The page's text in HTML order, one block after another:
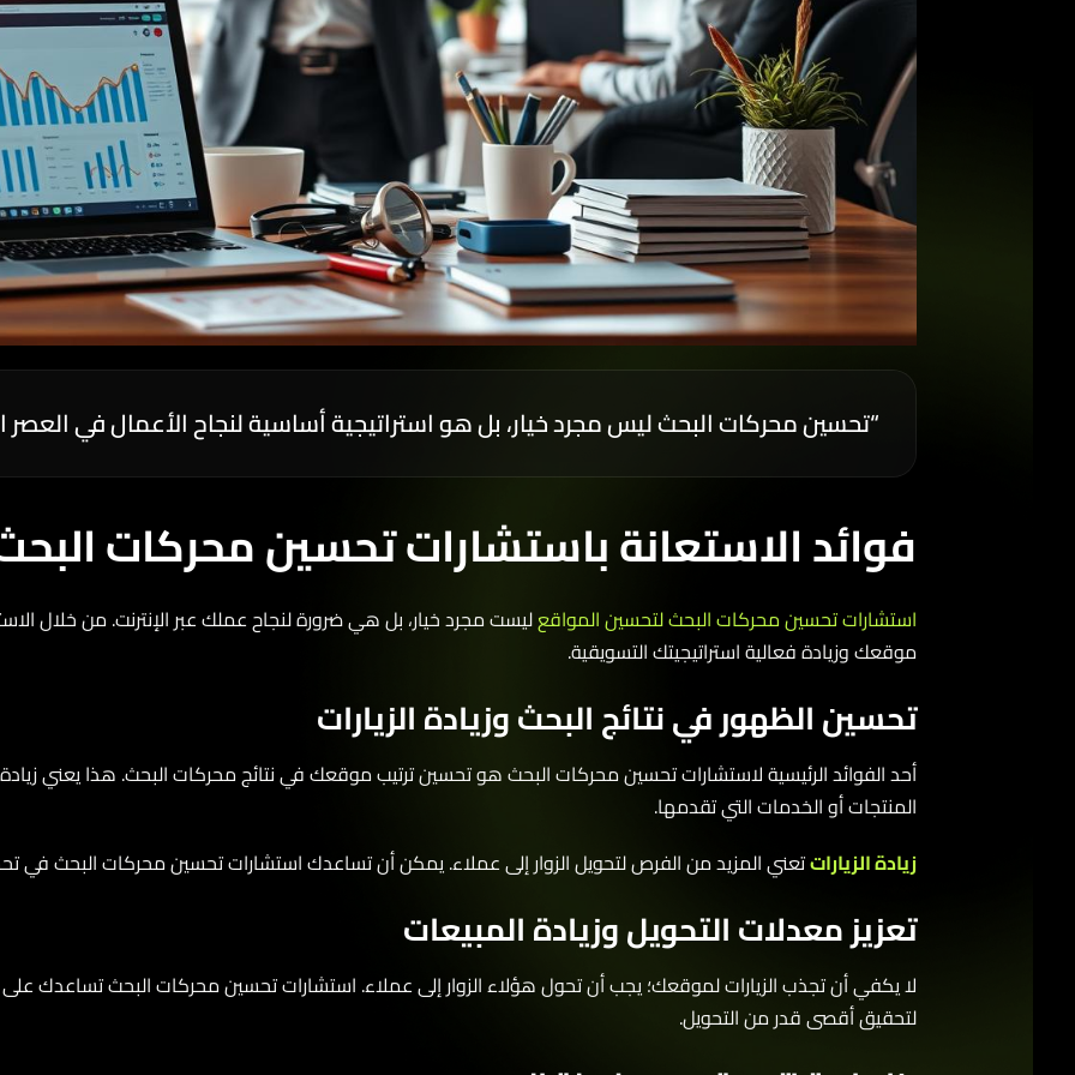
“تحسين محركات البحث ليس مجرد خيار، بل هو استراتيجية أساسية لنجاح الأعمال في العصر
فوائد الاستعانة باستشارات تحسين محركات البحث
استشارات تحسين محركات البحث لتحسين المواقعليست مجرد خيار، بل هي ضرورة لنجاح عملك عبر الإنترنت. من خلال
موقعك وزيادة فعالية استراتيجيتك التسويقية.
تحسين الظهور في نتائج البحث وزيادة الزيارات
أحد الفوائد الرئيسية لاستشارات تحسين محركات البحث هو تحسين ترتيب موقعك في نتائج محركات البحث. هذا يعني
المنتجات أو الخدمات التي تقدمها.
زيادة الزياراتتعني المزيد من الفرص لتحويل الزوار إلى عملاء. يمكن أن تساعدك استشارات تحسين محركات البحث في
تعزيز معدلات التحويل وزيادة المبيعات
لا يكفي أن تجذب الزيارات لموقعك؛ يجب أن تحول هؤلاء الزوار إلى عملاء. استشارات تحسين محركات البحث تساعدك
لتحقيق أقصى قدر من التحويل.